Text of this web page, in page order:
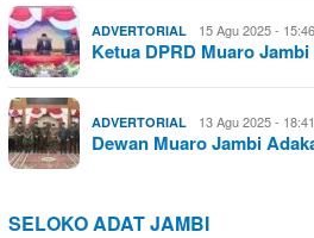
ADVERTORIAL 15 Agu 2025 -
Ketua DPRD Muaro
ADVERTORIAL 13 Agu 2025 -
Dewan Muaro Jambi
SELOKO ADAT JAMBI